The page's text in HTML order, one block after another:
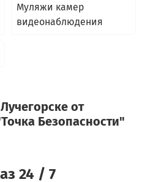
Муляжи камер
видеонаблюдения
от
Безопасности"
24 / 7